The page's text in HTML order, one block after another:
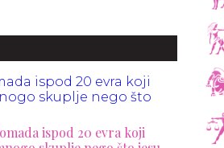
ispod 20 evra koji